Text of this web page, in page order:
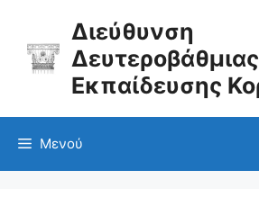
Διεύθυνση
Δευτεροβάθμιας
Εκπαίδευσης
Μενού